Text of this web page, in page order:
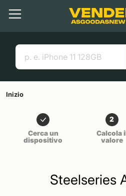
Contenuto principale
Menu
Cerca
Link utili
Inizio
Cerca un
dispositivo
2
Calcola
valore
Steelseries